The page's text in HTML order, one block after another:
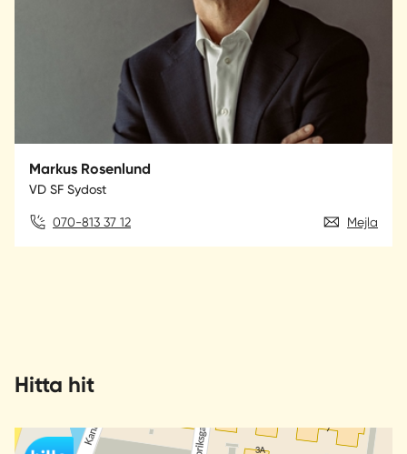
Markus Rosenlund
VD SF Sydost
070-813 37 12 Mejla
Hitta hit